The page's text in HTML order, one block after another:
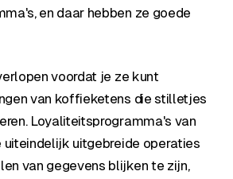
en daar hebben ze goede
voordat je ze kunt
van koffieketens die stilletjes
Loyaliteitsprogramma's van
uitgebreide operaties
van gegevens blijken te zijn,